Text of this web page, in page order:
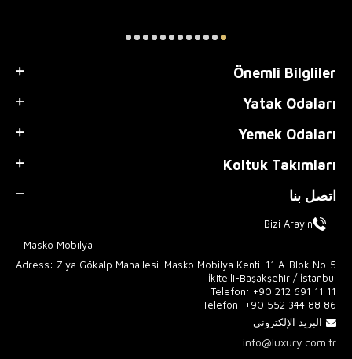
Önemli Bilgliler
Yatak Odaları
Yemek Odaları
Koltuk Takımları
اتصل بنا
Bizi Arayın
Masko Mobilya
Adress: Ziya Gökalp Mahallesi. Masko Mobilya Kenti. 11 A-Blok No:5
İkitelli-Başakşehir / İstanbul
Telefon: +90 212 691 11 11
Telefon: +90 552 344 88 86
البريد الإلكتروني
info@luxury.com.tr